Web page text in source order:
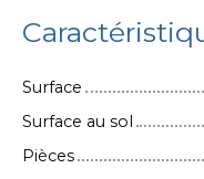
Surface
Surface au sol
Pièces